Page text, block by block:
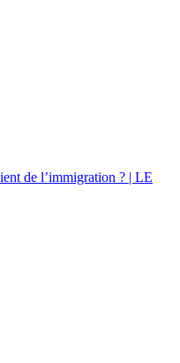
de l’immigration ? | LE